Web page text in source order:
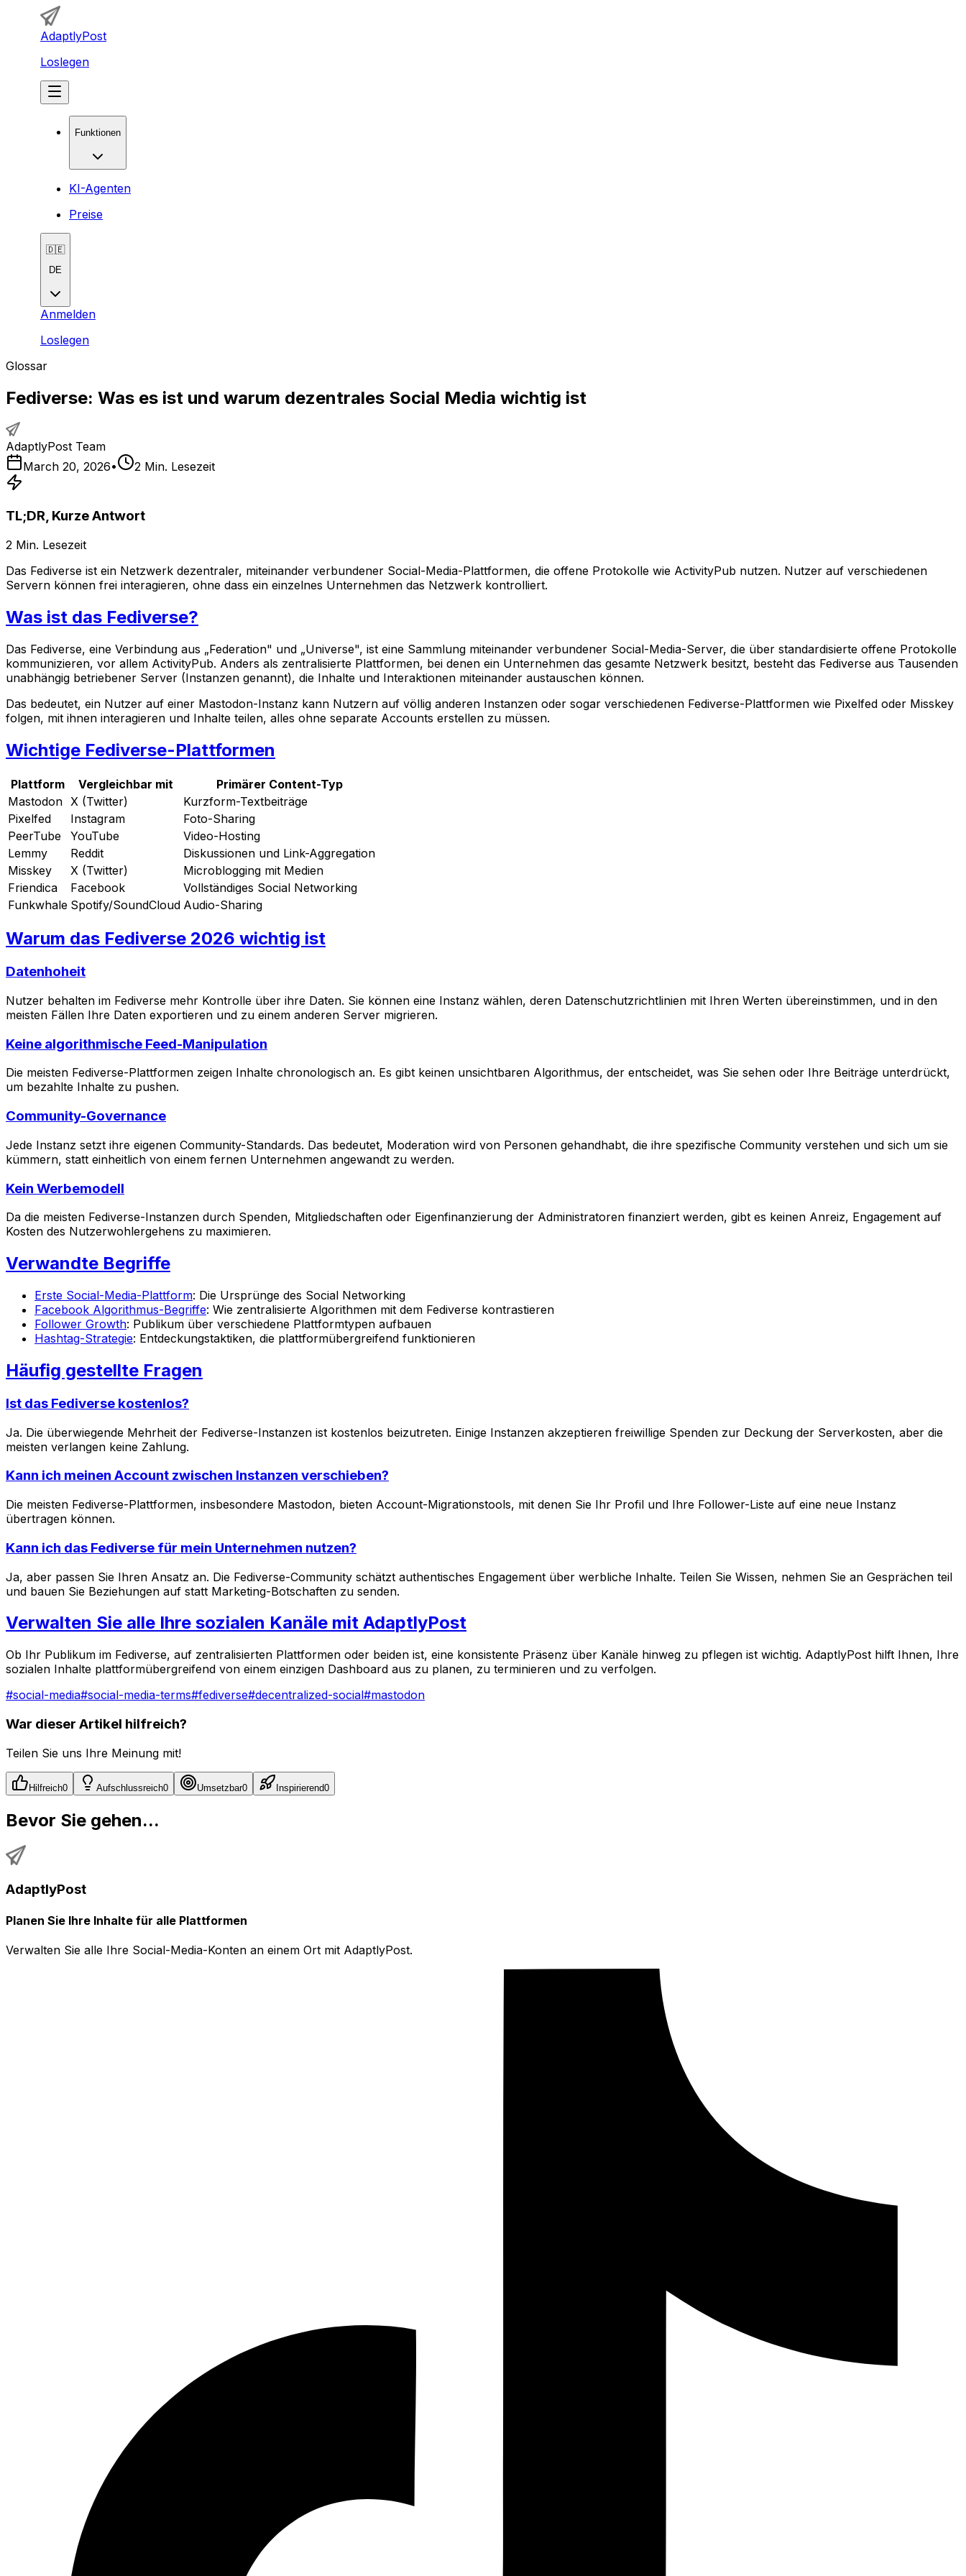
AdaptlyPost
Loslegen
Funktionen
KI-Agenten
Preise
🇩🇪
DE
Anmelden
Loslegen
Glossar
Fediverse: Was es ist und warum dezentrales Social Media wichtig ist
AdaptlyPost Team
March 20, 2026• 2 Min. Lesezeit
TL;DR, Kurze Antwort
2 Min. Lesezeit
Das Fediverse ist ein Netzwerk dezentraler, miteinander verbundener Social-Media-Plattformen, die offene Protokolle wie ActivityPub nutzen. Nutzer auf verschiedenen
Servern können frei interagieren, ohne dass ein einzelnes Unternehmen das Netzwerk kontrolliert.
Was ist das Fediverse?
Das Fediverse, eine Verbindung aus „Federation" und „Universe", ist eine Sammlung miteinander verbundener Social-Media-Server, die über standardisierte offene Protokolle
kommunizieren, vor allem ActivityPub. Anders als zentralisierte Plattformen, bei denen ein Unternehmen das gesamte Netzwerk besitzt, besteht das Fediverse aus Tausenden
unabhängig betriebener Server (Instanzen genannt), die Inhalte und Interaktionen miteinander austauschen können.
Das bedeutet, ein Nutzer auf einer Mastodon-Instanz kann Nutzern auf völlig anderen Instanzen oder sogar verschiedenen Fediverse-Plattformen wie Pixelfed oder Misskey
folgen, mit ihnen interagieren und Inhalte teilen, alles ohne separate Accounts erstellen zu müssen.
Wichtige Fediverse-Plattformen
Plattform Vergleichbar mit
Primärer Content-Typ
Mastodon X (Twitter)
Kurzform-Textbeiträge
Pixelfed
Instagram
Foto-Sharing
PeerTube
YouTube
Video-Hosting
Lemmy
Reddit
Diskussionen und Link-Aggregation
Misskey
X (Twitter)
Microblogging mit Medien
Friendica
Facebook
Vollständiges Social Networking
Funkwhale Spotify/SoundCloud Audio-Sharing
Warum das Fediverse 2026 wichtig ist
Datenhoheit
Nutzer behalten im Fediverse mehr Kontrolle über ihre Daten. Sie können eine Instanz wählen, deren Datenschutzrichtlinien mit Ihren Werten übereinstimmen, und in den
meisten Fällen Ihre Daten exportieren und zu einem anderen Server migrieren.
Keine algorithmische Feed-Manipulation
Die meisten Fediverse-Plattformen zeigen Inhalte chronologisch an. Es gibt keinen unsichtbaren Algorithmus, der entscheidet, was Sie sehen oder Ihre Beiträge unterdrückt,
um bezahlte Inhalte zu pushen.
Community-Governance
Jede Instanz setzt ihre eigenen Community-Standards. Das bedeutet, Moderation wird von Personen gehandhabt, die ihre spezifische Community verstehen und sich um sie
kümmern, statt einheitlich von einem fernen Unternehmen angewandt zu werden.
Kein Werbemodell
Da die meisten Fediverse-Instanzen durch Spenden, Mitgliedschaften oder Eigenfinanzierung der Administratoren finanziert werden, gibt es keinen Anreiz, Engagement auf
Kosten des Nutzerwohlergehens zu maximieren.
Verwandte Begriffe
Erste Social-Media-Plattform: Die Ursprünge des Social Networking
Facebook Algorithmus-Begriffe: Wie zentralisierte Algorithmen mit dem Fediverse kontrastieren
Follower Growth: Publikum über verschiedene Plattformtypen aufbauen
Hashtag-Strategie: Entdeckungstaktiken, die plattformübergreifend funktionieren
Häufig gestellte Fragen
Ist das Fediverse kostenlos?
Ja. Die überwiegende Mehrheit der Fediverse-Instanzen ist kostenlos beizutreten. Einige Instanzen akzeptieren freiwillige Spenden zur Deckung der Serverkosten, aber die
meisten verlangen keine Zahlung.
Kann ich meinen Account zwischen Instanzen verschieben?
Die meisten Fediverse-Plattformen, insbesondere Mastodon, bieten Account-Migrationstools, mit denen Sie Ihr Profil und Ihre Follower-Liste auf eine neue Instanz
übertragen können.
Kann ich das Fediverse für mein Unternehmen nutzen?
Ja, aber passen Sie Ihren Ansatz an. Die Fediverse-Community schätzt authentisches Engagement über werbliche Inhalte. Teilen Sie Wissen, nehmen Sie an Gesprächen teil
und bauen Sie Beziehungen auf statt Marketing-Botschaften zu senden.
Verwalten Sie alle Ihre sozialen Kanäle mit AdaptlyPost
Ob Ihr Publikum im Fediverse, auf zentralisierten Plattformen oder beiden ist, eine konsistente Präsenz über Kanäle hinweg zu pflegen ist wichtig. AdaptlyPost hilft Ihnen, Ihre
sozialen Inhalte plattformübergreifend von einem einzigen Dashboard aus zu planen, zu terminieren und zu verfolgen.
#social-media#social-media-terms#fediverse#decentralized-social#mastodon
War dieser Artikel hilfreich?
Teilen Sie uns Ihre Meinung mit!
Hilfreich0 Aufschlussreich0 Umsetzbar0 Inspirierend0
Bevor Sie gehen...
AdaptlyPost
Planen Sie Ihre Inhalte für alle Plattformen
Verwalten Sie alle Ihre Social-Media-Konten an einem Ort mit AdaptlyPost.